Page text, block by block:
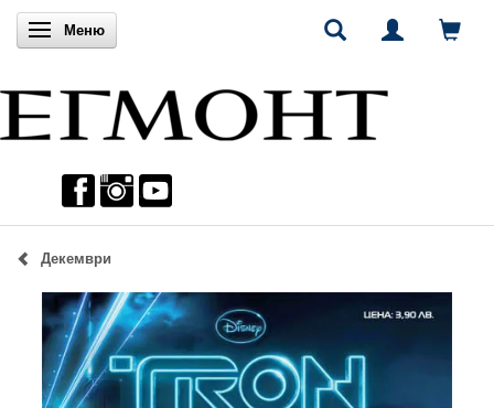
Включи навигацията
Меню
Декември